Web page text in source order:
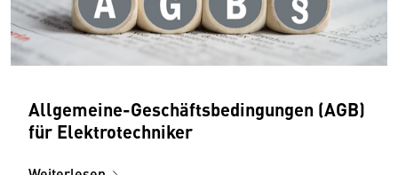
Allgemeine-Geschäftsbedingungen (AGB)
für Elektrotechniker